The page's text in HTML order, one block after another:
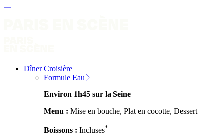
Dîner Croisière
Formule Eau
Environ 1h45 sur la Seine
Menu : Mise en bouche, Plat en cocotte, Dessert
Boissons : Incluses*